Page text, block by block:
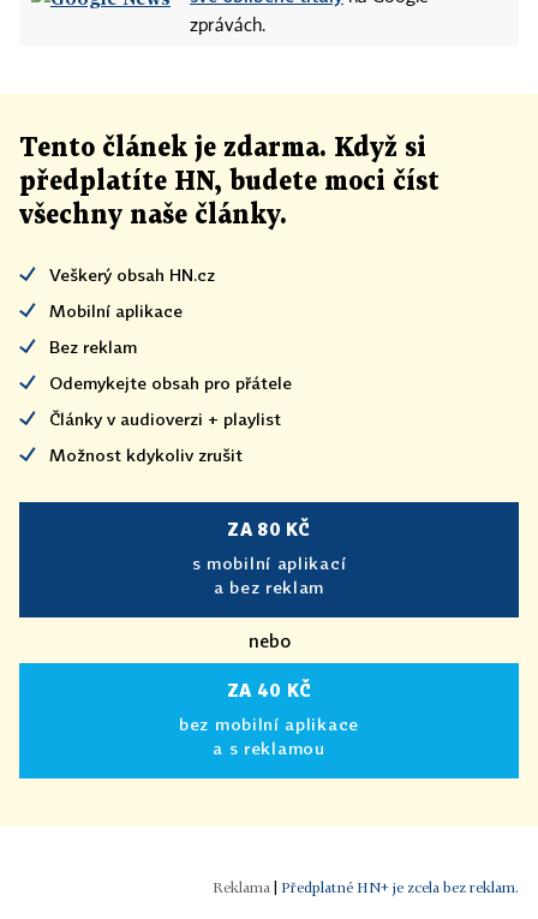
zprávách.
Tento článek je zdarma. Když si
předplatíte HN, budete moci číst
všechny naše články.
Veškerý obsah HN.cz
Mobilní aplikace
Bez reklam
Odemykejte obsah pro přátele
Články v audioverzi + playlist
Možnost kdykoliv zrušit
ZA 80 KČ
s mobilní aplikací
a bez reklam
nebo
ZA 40 KČ
bez mobilní aplikace
a s reklamou
Předplatné HN+ je zcela bez reklam.